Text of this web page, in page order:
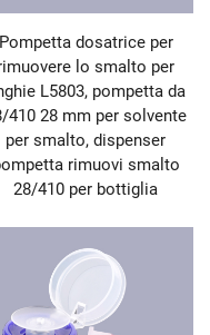
Pompetta dosatrice per
lo smalto per
L5803, pompetta da
410 28 mm per solvente
per smalto, dispenser
rimuovi smalto
28/410 per bottiglia